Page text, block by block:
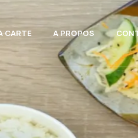
CARTE A PROPOS